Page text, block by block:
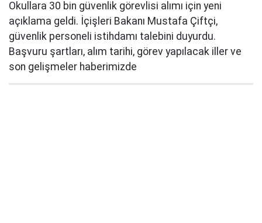
Okullara 30 bin güvenlik görevlisi alımı için yeni
açıklama geldi. İçişleri Bakanı Mustafa Çiftçi,
güvenlik personeli istihdamı talebini duyurdu.
Başvuru şartları, alım tarihi, görev yapılacak iller ve
son gelişmeler haberimizde